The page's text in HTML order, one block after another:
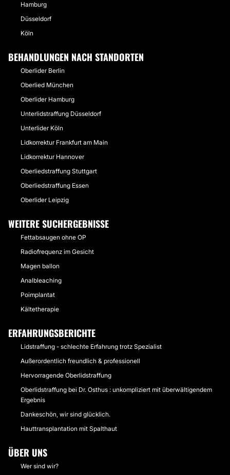
Hamburg
Düsseldorf
Köln
BEHANDLUNGEN NACH STANDORTEN
Oberlider Berlin
Oberlied München
Oberlider Hamburg
Unterlidstraffung Düsseldorf
Unterlider Köln
Lidkorrektur Frankfurt am Main
Lidkorrektur Hannover
Oberliedstraffung Stuttgart
Oberliedstraffung Essen
Oberlider Leipzig
WEITERE SUCHERGEBNISSE
Fettabsaugen ohne OP
Radiofrequenz im Gesicht
Magen ballon
Analbleaching
Poimplantat
Kältetherapie
ERFAHRUNGSBERICHTE
Lidstraffung - schlechte Erfahrung trotz Spezialist
Außerordentlich freundlich & professionell
Hervorragende Oberlidstraffung
Oberlidstraffung bei Dr. Osthus : unkompliziert mit überwältigendem
Ergebnis
Dankeschön, wir sind glücklich.
Hauttransplantation mit Spalthaut
ÜBER UNS
Wer sind wir?